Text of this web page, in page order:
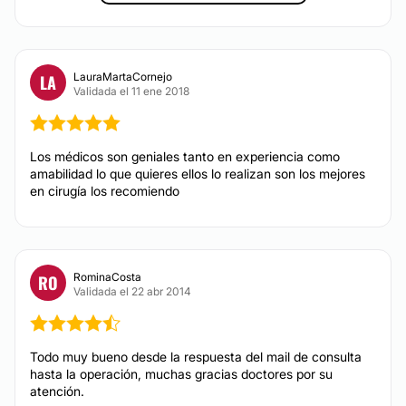
Botox
Relleno de labios
Rellenos faciales
Verrugas
Lunares
Manchas de la piel
Hiperhidrosis
LA
LauraMartaCornejo
Validada el 11 ene 2018
Los médicos son geniales tanto en experiencia como
amabilidad lo que quieres ellos lo realizan son los mejores
en cirugía los recomiendo
RO
RominaCosta
Validada el 22 abr 2014
Todo muy bueno desde la respuesta del mail de consulta
hasta la operación, muchas gracias doctores por su
atención.